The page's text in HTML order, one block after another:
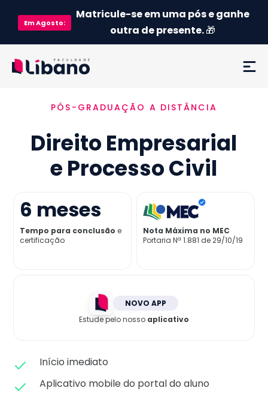
EmAgosto:
Matricule-se em uma pós e ganhe
outra de presente.🎁
Ementa
Como funciona
Credenciamento MEC
Preço
Já sou aluno
PÓS-GRADUAÇÃO A DISTÂNCIA
Direito Empresarial
e Processo Civil
6 meses
Tempo para conclusão e
certificação
Nota Máxima no MEC
Portaria Nª 1.881 de 29/10/19
NOVO APP
Estude pelo nosso aplicativo
Início imediato
Aplicativo mobile do portal do aluno